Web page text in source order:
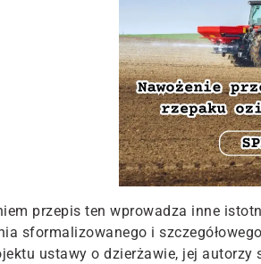
przepis ten wprowadza inne
sformalizowanego i
ustawy o dzierżawie, jej